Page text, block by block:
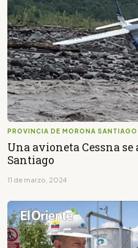
PROVINCIA DE MORONA SANTIAGO
Una avioneta Cessna
Santiago
11 de marzo, 2024